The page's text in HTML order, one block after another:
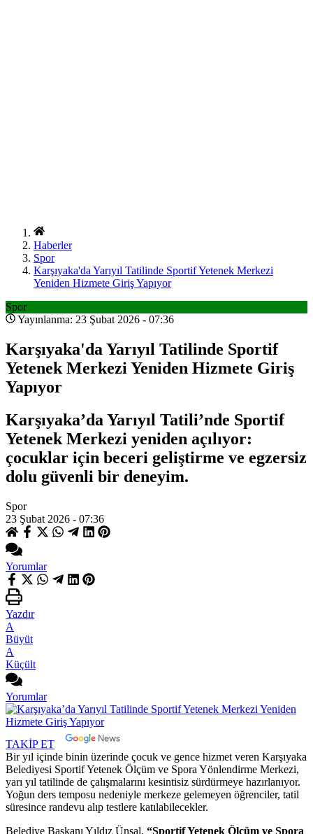
Haberler
Spor
Karşıyaka'da Yarıyıl Tatilinde Sportif Yetenek Merkezi
Yeniden Hizmete Giriş Yapıyor
Spor
Yayınlanma: 23 Şubat 2026 - 07:36
Karşıyaka'da Yarıyıl Tatilinde Sportif
Yetenek Merkezi Yeniden Hizmete Giriş
Yapıyor
Karşıyaka’da Yarıyıl Tatili’nde Sportif
Yetenek Merkezi yeniden açılıyor:
çocuklar için beceri geliştirme ve egzersiz
dolu güvenli bir deneyim.
Spor
23 Şubat 2026 - 07:36
Yorumlar
Yazdır
A
Büyüt
A
Küçült
Yorumlar
TAKİP ET
Bir yıl içinde binin üzerinde çocuk ve gence hizmet veren Karşıyaka
Belediyesi Sportif Yetenek Ölçüm ve Spora Yönlendirme Merkezi,
yarı yıl tatilinde de çalışmalarını kesintisiz sürdürmeye hazırlanıyor.
Yoğun ders temposu nedeniyle merkeze gelemeyen öğrenciler, tatil
süresince randevu alıp testlere katılabilecekler.
Belediye Başkanı Yıldız Ünsal, “Sportif Yetenek Ölçüm ve Spora